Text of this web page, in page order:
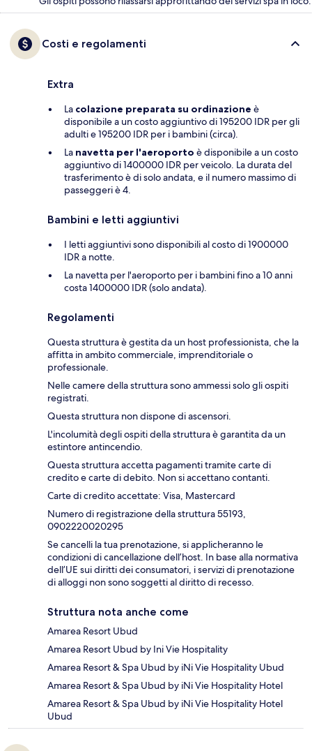
Costi e regolamenti
Extra
La colazione preparata su ordinazione è
disponibile a un costo aggiuntivo di 195200 IDR per gli
adulti e 195200 IDR per i bambini (circa).
La navetta per l'aeroporto è disponibile a un costo
aggiuntivo di 1400000 IDR per veicolo. La durata del
trasferimento è di solo andata, e il numero massimo di
passeggeri è 4.
Bambini e letti aggiuntivi
I letti aggiuntivi sono disponibili al costo di 1900000
IDR a notte.
La navetta per l'aeroporto per i bambini fino a 10 anni
costa 1400000 IDR (solo andata).
Regolamenti
Questa struttura è gestita da un host professionista, che la
affitta in ambito commerciale, imprenditoriale o
professionale.
Nelle camere della struttura sono ammessi solo gli ospiti
registrati.
Questa struttura non dispone di ascensori.
L'incolumità degli ospiti della struttura è garantita da un
estintore antincendio.
Questa struttura accetta pagamenti tramite carte di
credito e carte di debito. Non si accettano contanti.
Carte di credito accettate: Visa, Mastercard
Numero di registrazione della struttura 55193,
0902220020295
Se cancelli la tua prenotazione, si applicheranno le
condizioni di cancellazione dell’host. In base alla normativa
dell’UE sui diritti dei consumatori, i servizi di prenotazione
di alloggi non sono soggetti al diritto di recesso.
Struttura nota anche come
Amarea Resort Ubud
Amarea Resort Ubud by Ini Vie Hospitality
Amarea Resort & Spa Ubud by iNi Vie Hospitality Ubud
Amarea Resort & Spa Ubud by iNi Vie Hospitality Hotel
Amarea Resort & Spa Ubud by iNi Vie Hospitality Hotel
Ubud